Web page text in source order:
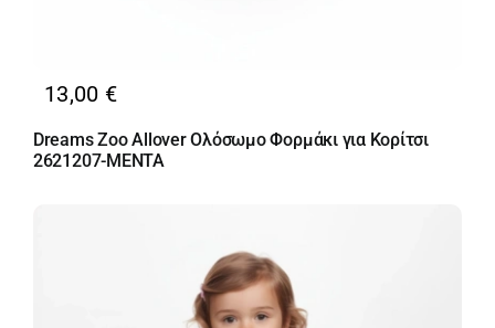
13,00 €
Dreams Zoo Allover Ολόσωμο Φορμάκι για Κορίτσι
2621207-MENTA